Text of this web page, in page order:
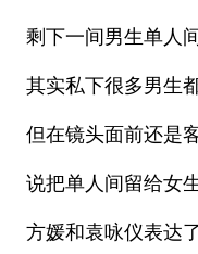
剩下一间男生单人
其实私下很多男生
但在镜头面前还是
说把单人间留给女
方媛和袁咏仪表达